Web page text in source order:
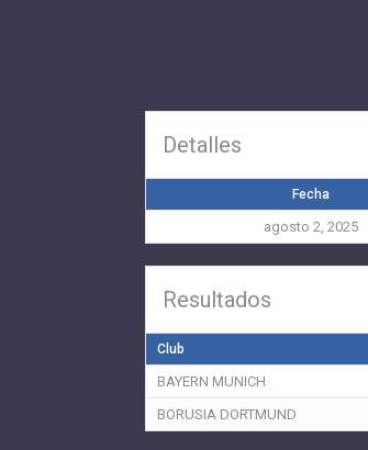
Detalles
Fecha
agosto 2, 2025
Resultados
Club
BAYERN MUNICH
BORUSIA DORTMUND